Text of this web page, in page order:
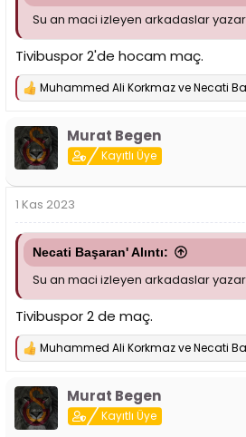
Su an maci izleyen arkadaslar
Tivibuspor 2'de hocam maç.
T
p
k
i
l
:
Muhammed Ali KorkmazveNecati
Murat Begen
Kayıtlı Üye
1 Kas 2023
Necati Başaran' Alıntı:
Su an maci izleyen arkadaslar
Tivibuspor 2 de maç.
T
p
k
i
l
Muhammed Ali KorkmazveNecati
Murat Begen
Kayıtlı Üye